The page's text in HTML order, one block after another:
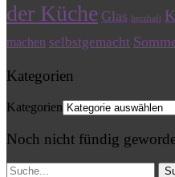
der Küche Glas herzhaft
machen selbstgemacht
Kategorien
Kategorien
Noch nicht fündig